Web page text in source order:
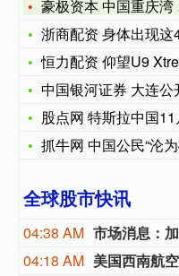
豪极资本 中国重庆湾 世界会客厅 | 重庆湾整体规划即将全球
浙商配资 身体出现这
恒力配资 仰望U9
中国银河证券 大连公开征
股点网 特斯拉中国11
抓牛网 中国公民“沦为矿
全球股市快讯
04:38 AM
04:18 AM